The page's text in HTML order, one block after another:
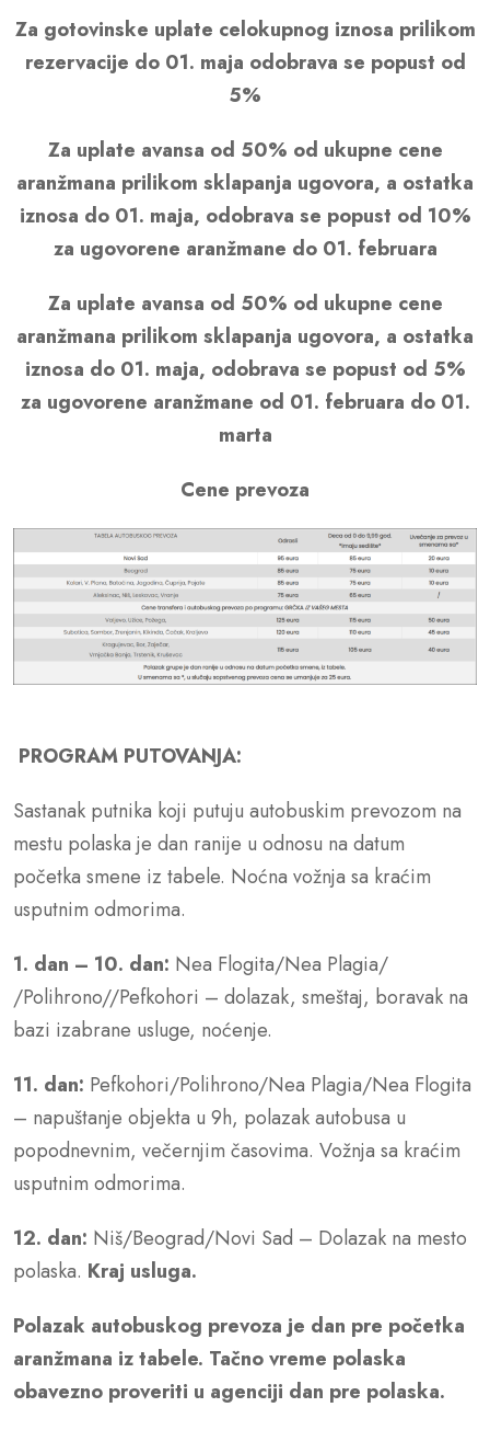
Za gotovinske uplate celokupnog iznosa prilikom
rezervacije do 01. maja odobrava se popust od
5%
Za uplate avansa od 50% od ukupne cene
aranžmana prilikom sklapanja ugovora, a ostatka
iznosa do 01. maja, odobrava se popust od 10%
za ugovorene aranžmane do 01. februara
Za uplate avansa od 50% od ukupne cene
aranžmana prilikom sklapanja ugovora, a ostatka
iznosa do 01. maja, odobrava se popust od 5%
za ugovorene aranžmane od 01. februara do 01.
marta
Cene prevoza
PROGRAM PUTOVANJA:
Sastanak putnika koji putuju autobuskim prevozom na
mestu polaska je dan ranije u odnosu na datum
početka smene iz tabele. Noćna vožnja sa kraćim
usputnim odmorima.
1. dan – 10. dan: Nea Flogita/Nea Plagia/
/Polihrono//Pefkohori – dolazak, smeštaj, boravak na
bazi izabrane usluge, noćenje.
11. dan: Pefkohori/Polihrono/Nea Plagia/Nea Flogita
– napuštanje objekta u 9h, polazak autobusa u
popodnevnim, večernjim časovima. Vožnja sa kraćim
usputnim odmorima.
12. dan: Niš/Beograd/Novi Sad – Dolazak na mesto
polaska. Kraj usluga.
Polazak autobuskog prevoza je dan pre početka
aranžmana iz tabele. Tačno vreme polaska
obavezno proveriti u agenciji dan pre polaska.